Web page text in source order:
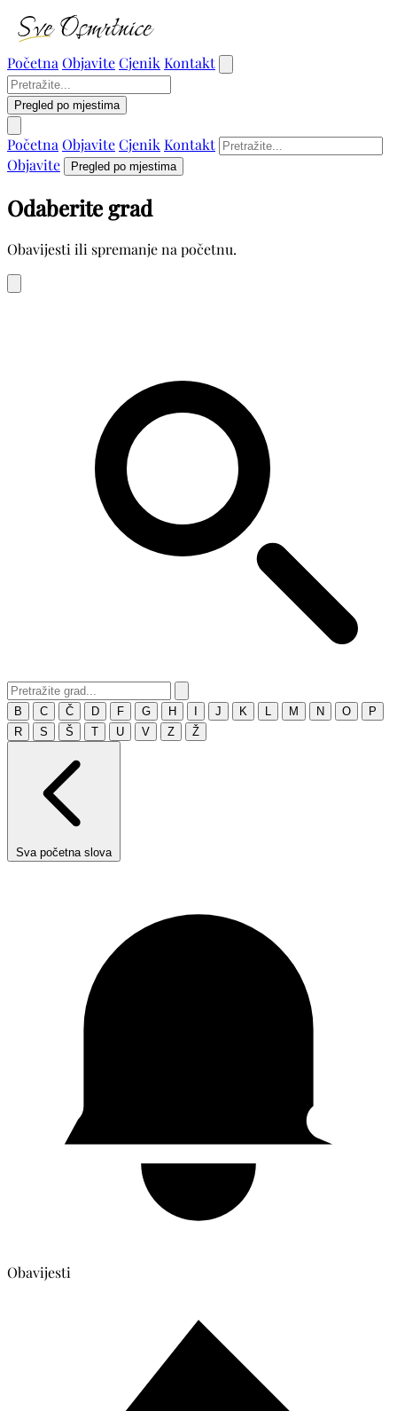
Početna ObjaviteCjenik Kontakt
Pregled po mjestima
Početna ObjaviteCjenik Kontakt
Objavite
Pregled po mjestima
Odaberite grad
Obavijesti ili spremanje na početnu.
B C Č D F G H J K M N O
P
R
S Š T U V Z Ž
Sva početna slova
Obavijesti